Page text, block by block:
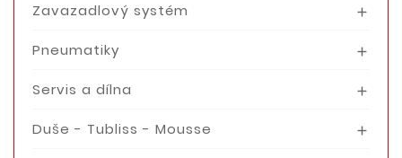
Zavazadlový systém 
Pneumatiky 
Servis a dílna 
Duše - Tubliss - Mousse 